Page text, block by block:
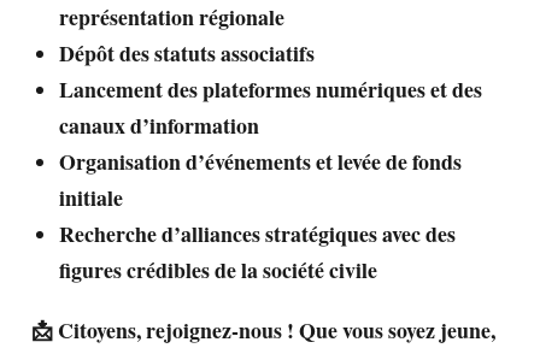
représentation régionale
Dépôt des statuts associatifs
Lancement des plateformes numériques et des
canaux d’information
Organisation d’événements et levée de fonds
initiale
Recherche d’alliances stratégiques avec des
figures crédibles de la société civile
📩 Citoyens, rejoignez-nous ! Que vous soyez jeune,